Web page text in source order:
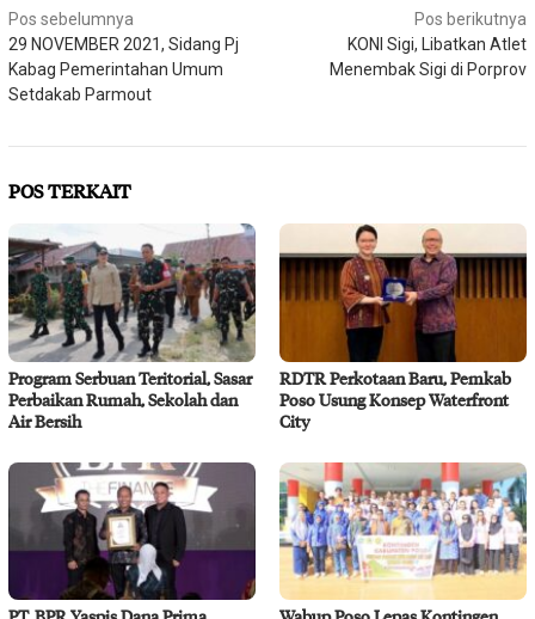
Navigasi
pos
Pos sebelumnya
29 NOVEMBER 2021, Sidang Pj
Kabag Pemerintahan Umum
Setdakab Parmout
Pos berikutnya
KONI Sigi, Libatkan Atlet
Menembak Sigi di Porprov
POS TERKAIT
Program Serbuan Teritorial, Sasar
Perbaikan Rumah, Sekolah dan
Air Bersih
RDTR Perkotaan Baru, Pemkab
Poso Usung Konsep Waterfront
City